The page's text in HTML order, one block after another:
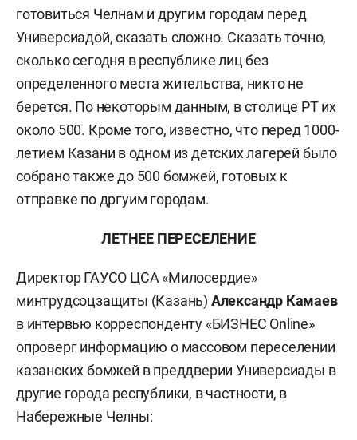
готовиться Челнам и другим городам перед
Универсиадой, сказать сложно. Сказать точно,
сколько сегодня в республике лиц без
определенного места жительства, никто не
берется. По некоторым данным, в столице РТ их
около 500. Кроме того, известно, что перед 1000-
летием Казани в одном из детских лагерей было
собрано также до 500 бомжей, готовых к
отправке по дргуим городам.
ЛЕТНЕЕ ПЕРЕСЕЛЕНИЕ
Директор ГАУСО ЦСА «Милосердие»
минтрудсоцзащиты (Казань) Александр Камаев
в интервью корреспонденту «БИЗНЕС Online»
опроверг информацию о массовом переселении
казанских бомжей в преддверии Универсиады в
другие города республики, в частности, в
Набережные Челны: